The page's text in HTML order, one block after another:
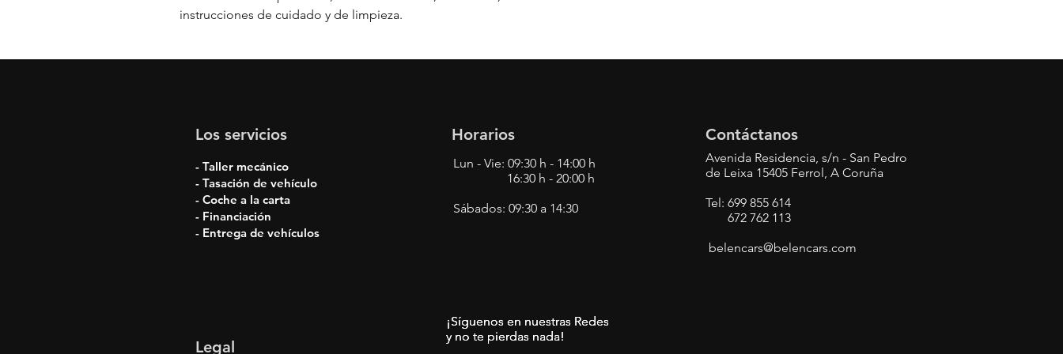
instrucciones de cuidado y de limpieza.
Los servicios
- Taller mecánico
- Tasación de vehículo
- Coche a la carta
- Financiación
- Entrega de vehículos
Horarios
Lun - Vie: 09:30 h - 14:00 h
16:30 h - 20:00 h
Sábados: 09:30 a 14:30
Contáctanos
Avenida Residencia, s/n - San Pedro
de Leixa 15405 Ferrol, A Coruña
Tel: 699 855 614
672 762 113
belencars@belencars.com
Legal
¡Síguenos en nuestras Redes
y no te pierdas nada!
¡Síguenos en nuestras Redes
y no te pierdas nada!
¡Síguenos en nuestras Redes
y no te pierdas nada!